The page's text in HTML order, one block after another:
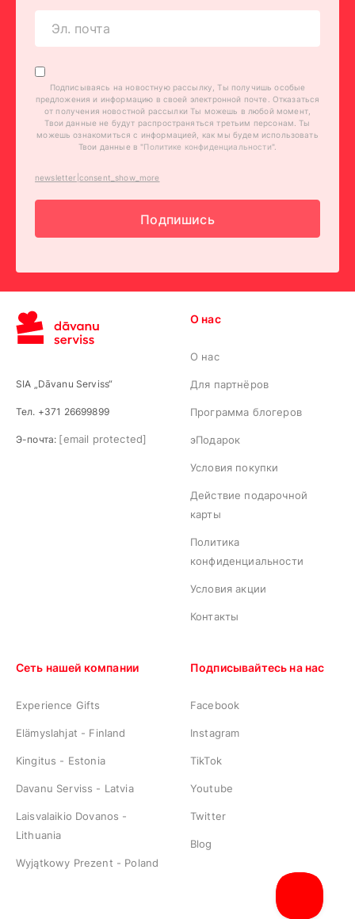
Подписываясь на новостную рассылку, Ты получишь особые
предложения и информацию в своей электронной почте. Отказаться
от получения новостной рассылки Ты можешь в любой момент,
Твои данные не будут распространяться третьим персонам. Ты
можешь ознакомиться с информацией, как мы будем использовать
Твои данные в "Политике конфиденциальности".
newsletter|consent_show_more
Подпишись
SIA „Dāvanu Serviss“
Тел. +371 26699899
Э-почта: [email protected]
О нас
О нас
Для партнёров
Программа блогеров
эПодарок
Условия покупки
Действие подарочной
карты
Политика
конфиденциальности
Условия акции
Контакты
Сеть нашей компании
Experience Gifts
Elämyslahjat - Finland
Kingitus - Estonia
Davanu Serviss - Latvia
Laisvalaikio Dovanos -
Lithuania
Wyjątkowy Prezent - Poland
Подписывайтесь на нас
Facebook
Instagram
TikTok
Youtube
Twitter
Blog